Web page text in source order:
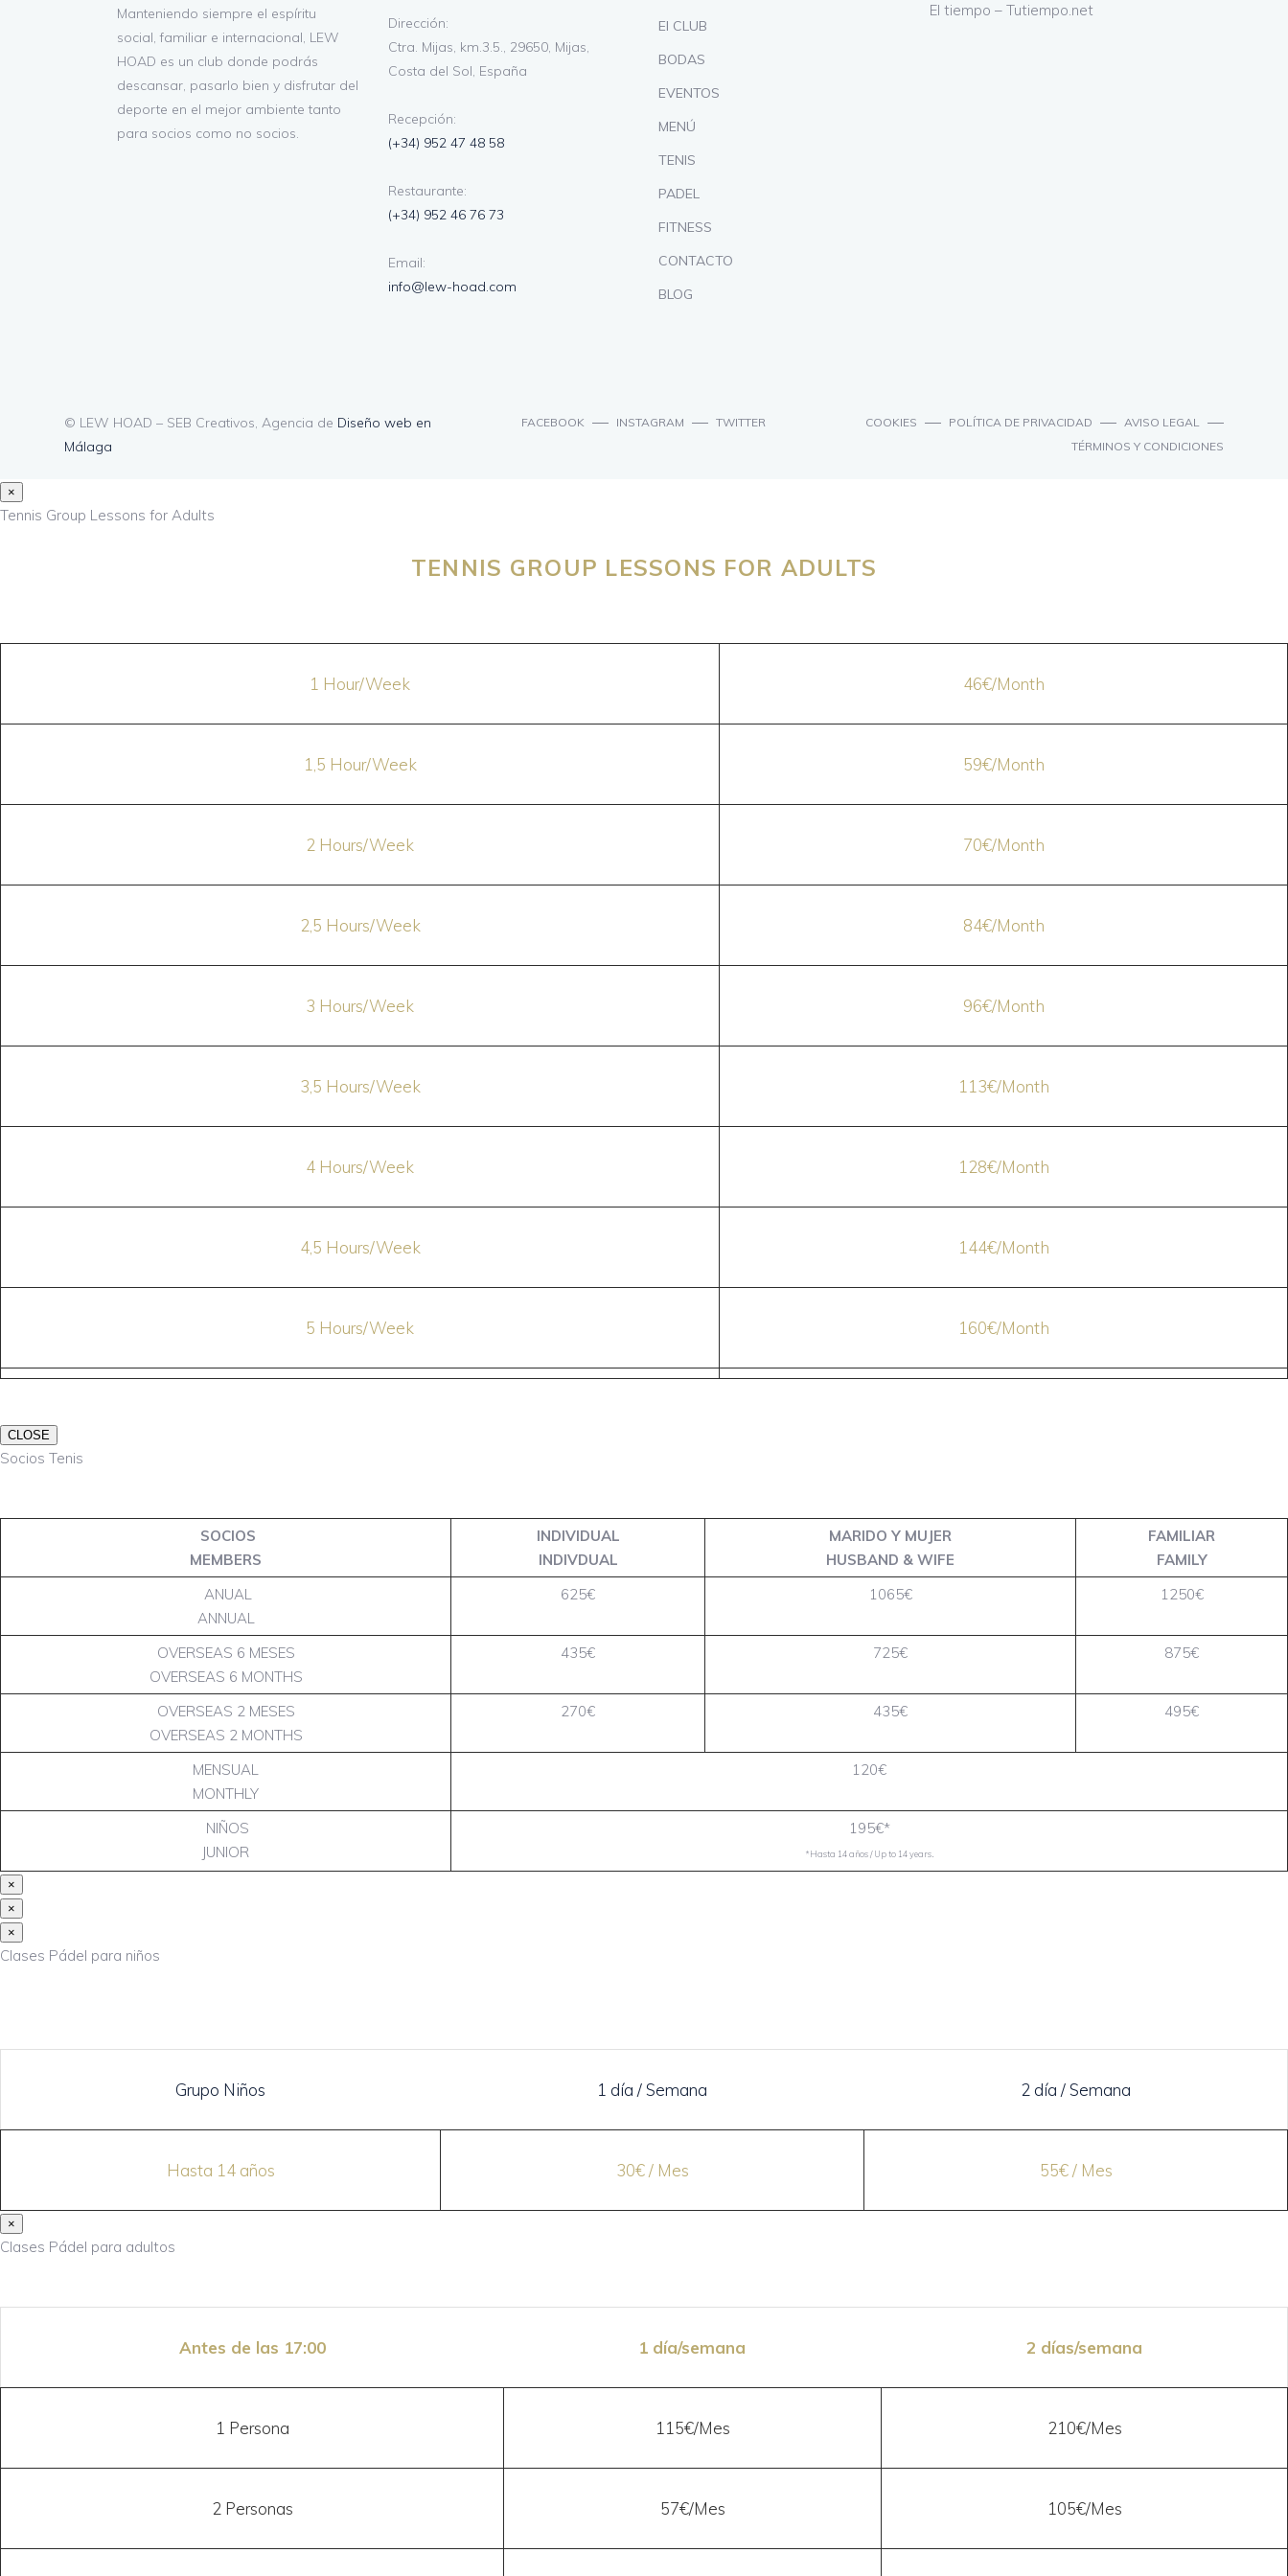
Manteniendo siempre el espíritu
social, familiar e internacional, LEW
HOAD es un club donde podrás
descansar, pasarlo bien y disfrutar del
deporte en el mejor ambiente tanto
para socios como no socios.
Dirección:
Ctra. Mijas, km.3.5., 29650, Mijas,
Costa del Sol, España
Recepción:
(+34) 952 47 48 58
Restaurante:
(+34) 952 46 76 73
Email:
info@lew-hoad.com
El CLUB
BODAS
EVENTOS
MENÚ
TENIS
PADEL
FITNESS
CONTACTO
BLOG
El tiempo – Tutiempo.net
© LEW HOAD – SEB Creativos, Agencia de Diseño web en
Málaga
FACEBOOK INSTAGRAM TWITTER COOKIES POLÍTICA DE PRIVACIDAD
AVISO LEGAL
TÉRMINOS Y CONDICIONES
×
Tennis Group Lessons for Adults
TENNIS GROUP LESSONS FOR ADULTS
1 Hour/Week 46€/Month
1,5 Hour/Week 59€/Month
2 Hours/Week 70€/Month
2,5 Hours/Week 84€/Month
3 Hours/Week 96€/Month
3,5 Hours/Week 113€/Month
4 Hours/Week 128€/Month
4,5 Hours/Week 144€/Month
5 Hours/Week 160€/Month
CLOSE
Socios Tenis
SOCIOS
MEMBERS
INDIVIDUAL
INDIVDUAL
MARIDO Y MUJER
HUSBAND & WIFE
FAMILIAR
FAMILY
ANUAL
ANNUAL
625€ 1065€ 1250€
OVERSEAS 6 MESES
OVERSEAS 6 MONTHS
435€ 725€ 875€
OVERSEAS 2 MESES
OVERSEAS 2 MONTHS
270€ 435€ 495€
MENSUAL
MONTHLY
120€
NIÑOS
JUNIOR
195€*
*Hasta 14 años / Up to 14 years.
×
×
×
Clases Pádel para niños
Grupo Niños 1 día / Semana 2 día / Semana
Hasta 14 años 30€ / Mes 55€ / Mes
×
Clases Pádel para adultos
Antes de las 17:00 1 día/semana 2 días/semana
1 Persona 115€/Mes 210€/Mes
2 Personas 57€/Mes 105€/Mes